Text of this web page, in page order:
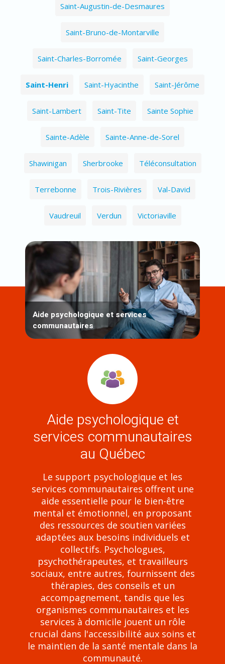
Saint-Augustin-de-Desmaures
Saint-Bruno-de-Montarville
Saint-Charles-Borromée Saint-Georges
Saint-Henri Saint-Hyacinthe Saint-Jérôme
Saint-Lambert Saint-Tite Sainte Sophie
Sainte-Adèle Sainte-Anne-de-Sorel
Shawinigan Sherbrooke Téléconsultation
Terrebonne Trois-Rivières Val-David
Vaudreuil Verdun Victoriaville
Aide psychologique et services
communautaires
Aide psychologique et
services communautaires
au Québec
Le support psychologique et les
services communautaires offrent une
aide essentielle pour le bien-être
mental et émotionnel, en proposant
des ressources de soutien variées
adaptées aux besoins individuels et
collectifs. Psychologues,
psychothérapeutes, et travailleurs
sociaux, entre autres, fournissent des
thérapies, des conseils et un
accompagnement, tandis que les
organismes communautaires et les
services à domicile jouent un rôle
crucial dans l'accessibilité aux soins et
le maintien de la santé mentale dans la
communauté.